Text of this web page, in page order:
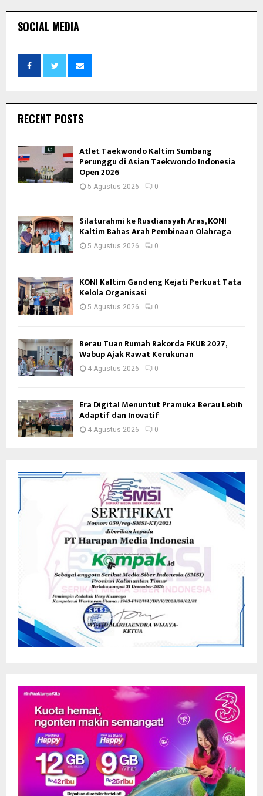
SOCIAL MEDIA
RECENT POSTS
Atlet Taekwondo Kaltim Sumbang
Perunggu di Asian Taekwondo Indonesia
Open 2026
5 Agustus 2026 0
Silaturahmi ke Rusdiansyah Aras, KONI
Kaltim Bahas Arah Pembinaan Olahraga
5 Agustus 2026 0
KONI Kaltim Gandeng Kejati Perkuat Tata
Kelola Organisasi
5 Agustus 2026 0
Berau Tuan Rumah Rakorda FKUB 2027,
Wabup Ajak Rawat Kerukunan
4 Agustus 2026 0
Era Digital Menuntut Pramuka Berau Lebih
Adaptif dan Inovatif
4 Agustus 2026 0